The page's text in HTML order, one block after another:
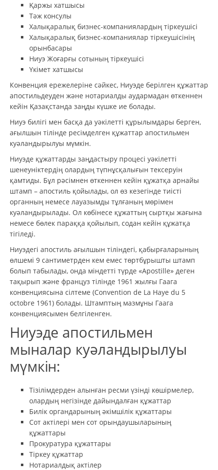
Қаржы хатшысы
Тәж консулы
Халықаралық бизнес-компаниялардың тіркеушісі
Халықаралық бизнес-компаниялар тіркеушісінің
орынбасары
Ниуэ Жоғарғы сотының тіркеушісі
Үкімет хатшысы
Конвенция ережелеріне сәйкес, Ниуэде берілген құжаттар
апостильдеуден және нотариалды аудармадан өткеннен
кейін Қазақстанда заңды күшке ие болады.
Ниуэ билігі мен басқа да уәкілетті құрылымдары берген,
ағылшын тілінде ресімделген құжаттар апостильмен
куәландырылуы мүмкін.
Ниуэде құжаттарды заңдастыру процесі уәкілетті
шенеуніктердің олардың түпнұсқалығын тексеруін
қамтиды. Бұл рәсімнен өткеннен кейін құжатқа арнайы
штамп – апостиль қойылады, ол өз кезегінде тиісті
органның немесе лауазымды тұлғаның мөрімен
куәландырылады. Ол көбінесе құжаттың сыртқы жағына
немесе бөлек параққа қойылып, содан кейін құжатқа
тігіледі.
Ниуэдегі апостиль ағылшын тіліндегі, қабырғаларының
өлшемі 9 сантиметрден кем емес төртбұрышты штамп
болып табылады, онда міндетті түрде «Apostille» деген
тақырып және француз тілінде 1961 жылғы Гаага
конвенциясына сілтеме (Convention de La Haye du 5
octobre 1961) болады. Штамптың мазмұны Гаага
конвенциясымен белгіленген.
Ниуэде апостильмен
мыналар куәландырылуы
мүмкін:
Тізілімдерден алынған ресми үзінді көшірмелер,
олардың негізінде дайындалған құжаттар
Билік органдарының әкімшілік құжаттары
Сот актілері мен сот орындаушыларының
құжаттары
Прокуратура құжаттары
Тіркеу құжаттар
Нотариалдық актілер